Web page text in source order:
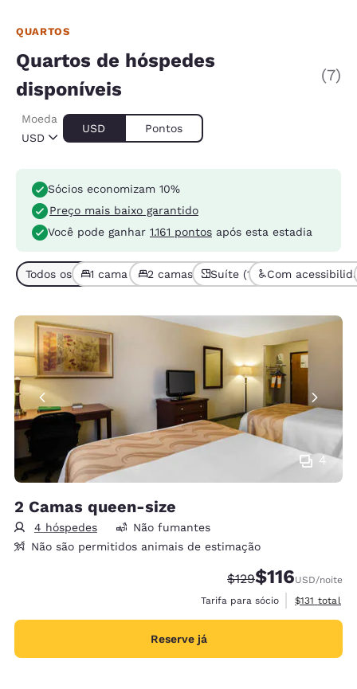
QUARTOS
Quartos de hóspedes
disponíveis
(7)
USD
Moeda
USD Pontos
Sócios economizam 10%
Preço mais baixo garantido
Você pode ganhar 1.161 pontos após esta estadia
Todos os tipos de quarto (7)
1 cama (5)2 camas ou mais (2)
Suíte (1) Com
4
2 Camas queen-size
4 hóspedes
Não fumantes
Não são permitidos animais de estimação
Tarifa anterior
$129Tarifa com
$116USD/noite
Tarifa para sócio
Exibir
$131 total
Reserve já